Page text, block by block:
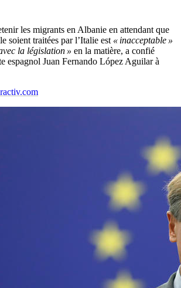
les migrants en Albanie en attendant que
soient traitées par l’Italie est « inacceptable »
la législation » en la matière, a confié
espagnol Juan Fernando López Aguilar à